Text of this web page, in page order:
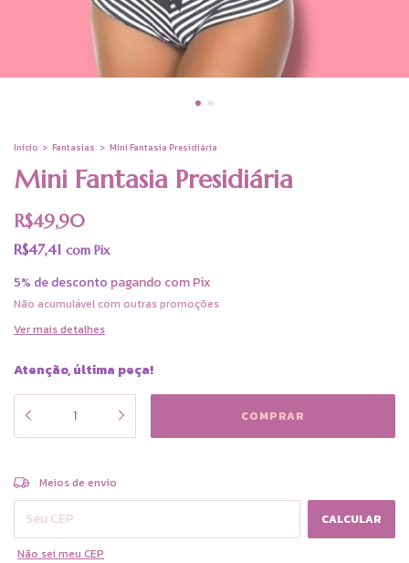
Início > Fantasias > Mini Fantasia Presidiária
Mini Fantasia Presidiária
R$49,90
R$47,41 com Pix
5% de desconto pagando com Pix
Não acumulável com outras promoções
Ver mais detalhes
Atenção, última peça!
Entregas para o CEP:
Meios de envio
CALCULAR
Não sei meu CEP